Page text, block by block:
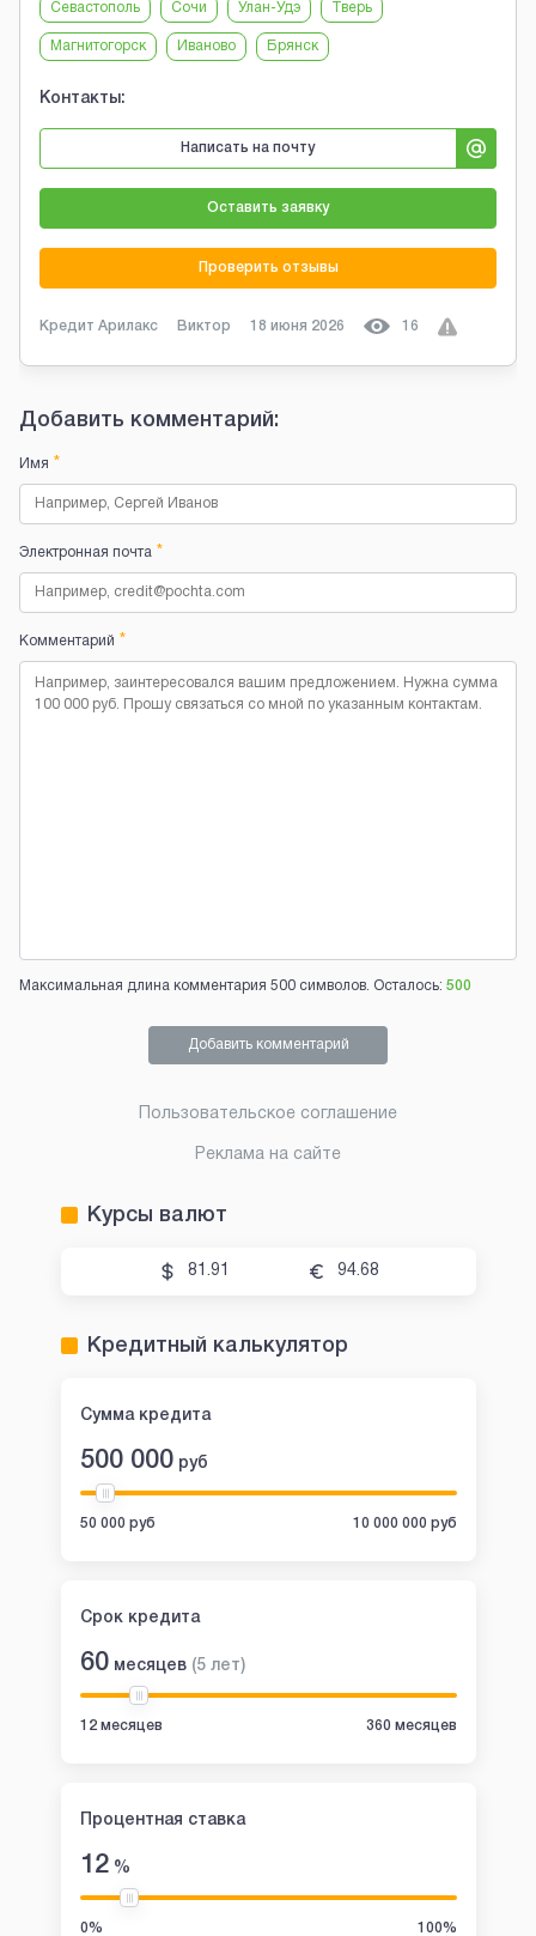
Севастополь Сочи Улан-Удэ Тверь
Магнитогорск Иваново Брянск
Контакты:
Написать на почту
Оставить заявку
Проверить отзывы
Кредит Арилакс Виктор 18 июня 2026 16
Добавить комментарий:
Имя *
Электронная почта *
Комментарий *
Максимальная длина комментария 500 символов. Осталось: 500
Добавить комментарий
Пользовательское соглашение
Реклама на сайте
Курсы валют
81.91 94.68
Кредитный калькулятор
Сумма кредита
500 000 руб
50 000 руб 10 000 000 руб
Срок кредита
60 месяцев (5 лет)
12 месяцев 360 месяцев
Процентная ставка
12%
0% 100%